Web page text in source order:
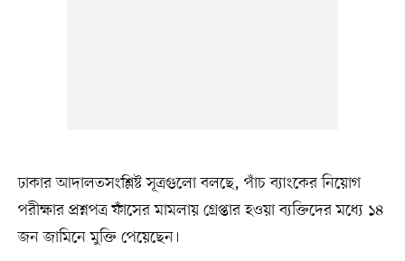
ঢাকার আদালতসংশ্লিষ্ট সূত্রগুলো বলছে, পাঁচ ব্যাংকের নিয়োগ
পরীক্ষার প্রশ্নপত্র ফাঁসের মামলায় গ্রেপ্তার হওয়া ব্যক্তিদের মধ্যে ১৪
জন জামিনে মুক্তি পেয়েছেন।